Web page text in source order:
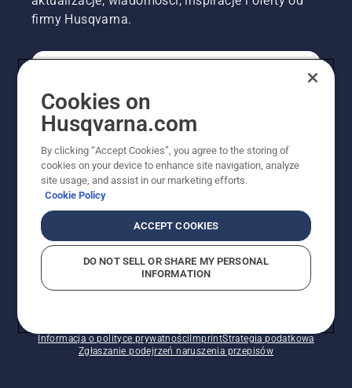
firmy Husqvarna.
PROFESJONALISTA
Informacja o polityce prywatnościImprintStrategia podatkowa
Zgłaszanie podejrzeń naruszenia przepisów
Cookies on
Husqvarna.com
By clicking “Accept Cookies”, you agree to the storing of
cookies on your device to enhance site navigation, analyze
site usage, and assist in our marketing efforts.
Cookie Policy
ACCEPT COOKIES
DO NOT SELL OR SHARE MY PERSONAL
INFORMATION